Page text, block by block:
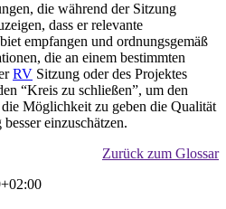
die während der Sitzung
dass er relevante
empfangen und ordnungsgemäß
die an einem bestimmten
RV Sitzung oder des Projektes
“Kreis zu schließen”, um den
Möglichkeit zu geben die Qualität
einzuschätzen.
Zurück zum Glossar